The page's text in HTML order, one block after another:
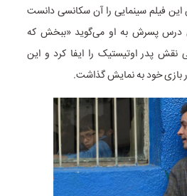
این فیلم سینمایی را آن سکانسی دانست
درس پسرش به او می‌گوید «ببخش که
پدر اوتیستیک را ایفا کرد و این
بازی خود به نمایش گذاشت.